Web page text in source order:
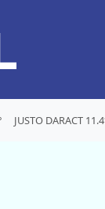
JUSTO DARACT